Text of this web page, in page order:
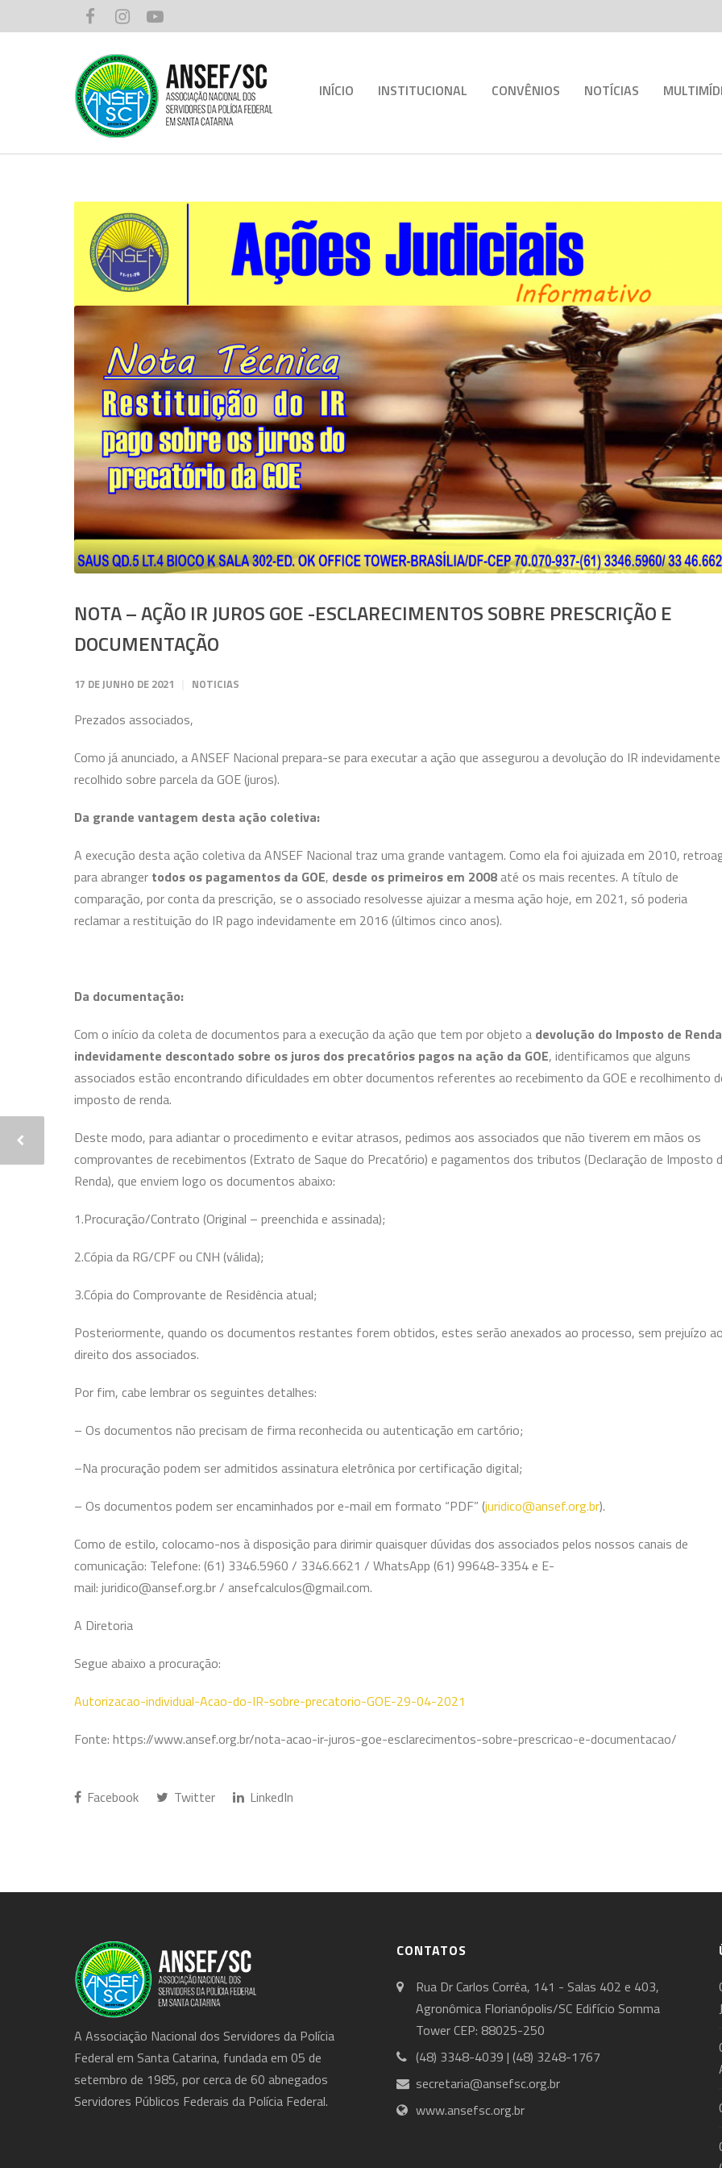
INÍCIO INSTITUCIONAL CONVÊNIOS NOTÍCIAS
NOTA – AÇÃO IR JUROS GOE -ESCLARECIMENTOS SOBRE PRESCRIÇÃO E
DOCUMENTAÇÃO
17 DE JUNHO DE 2021 NOTICIAS
Prezados associados,
Como já anunciado, a ANSEF Nacional prepara-se para executar a ação que assegurou a devolução do IR indevidamente
recolhido sobre parcela da GOE (juros).
Da grande vantagem desta ação coletiva:
A execução desta ação coletiva da ANSEF Nacional traz uma grande vantagem. Como ela foi ajuizada em 2010,
para abranger todos os pagamentos da GOE, desde os primeiros em 2008 até os mais recentes. A título de
comparação, por conta da prescrição, se o associado resolvesse ajuizar a mesma ação hoje, em 2021, só poderia
reclamar a restituição do IR pago indevidamente em 2016 (últimos cinco anos).
Da documentação:
Com o início da coleta de documentos para a execução da ação que tem por objeto a devolução do Imposto de Renda
indevidamente descontado sobre os juros dos precatórios pagos na ação da GOE, identificamos que alguns
associados estão encontrando dificuldades em obter documentos referentes ao recebimento da GOE e recolhimento
imposto de renda.
Deste modo, para adiantar o procedimento e evitar atrasos, pedimos aos associados que não tiverem em mãos os
comprovantes de recebimentos (Extrato de Saque do Precatório) e pagamentos dos tributos (Declaração de Imposto
Renda), que enviem logo os documentos abaixo:
1.Procuração/Contrato (Original – preenchida e assinada);
2.Cópia da RG/CPF ou CNH (válida);
3.Cópia do Comprovante de Residência atual;
Posteriormente, quando os documentos restantes forem obtidos, estes serão anexados ao processo, sem prejuízo
direito dos associados.
Por fim, cabe lembrar os seguintes detalhes:
– Os documentos não precisam de firma reconhecida ou autenticação em cartório;
–Na procuração podem ser admitidos assinatura eletrônica por certificação digital;
– Os documentos podem ser encaminhados por e-mail em formato “PDF” (juridico@ansef.org.br).
Como de estilo, colocamo-nos à disposição para dirimir quaisquer dúvidas dos associados pelos nossos canais de
comunicação: Telefone: (61) 3346.5960 / 3346.6621 / WhatsApp (61) 99648-3354 e E-
mail: juridico@ansef.org.br / ansefcalculos@gmail.com.
A Diretoria
Segue abaixo a procuração:
Autorizacao-individual-Acao-do-IR-sobre-precatorio-GOE-29-04-2021
Fonte: https://www.ansef.org.br/nota-acao-ir-juros-goe-esclarecimentos-sobre-prescricao-e-documentacao/
Facebook Twitter LinkedIn
A Associação Nacional dos Servidores da Polícia
Federal em Santa Catarina, fundada em 05 de
setembro de 1985, por cerca de 60 abnegados
Servidores Públicos Federais da Polícia Federal.
CONTATOS
Rua Dr Carlos Corrêa, 141 - Salas 402 e 403,
Agronômica Florianópolis/SC Edifício Somma
Tower CEP: 88025-250
(48) 3348-4039 | (48) 3248-1767
secretaria@ansefsc.org.br
www.ansefsc.org.br